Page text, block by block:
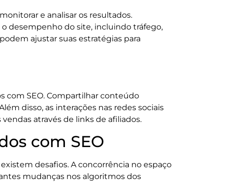
e analisar os resultados.
desempenho do site, incluindo tráfego,
ajustar suas estratégias para
com SEO. Compartilhar conteúdo
disso, as interações nas redes sociais
através de links de afiliados.
com SEO
desafios. A concorrência no espaço
mudanças nos algoritmos dos